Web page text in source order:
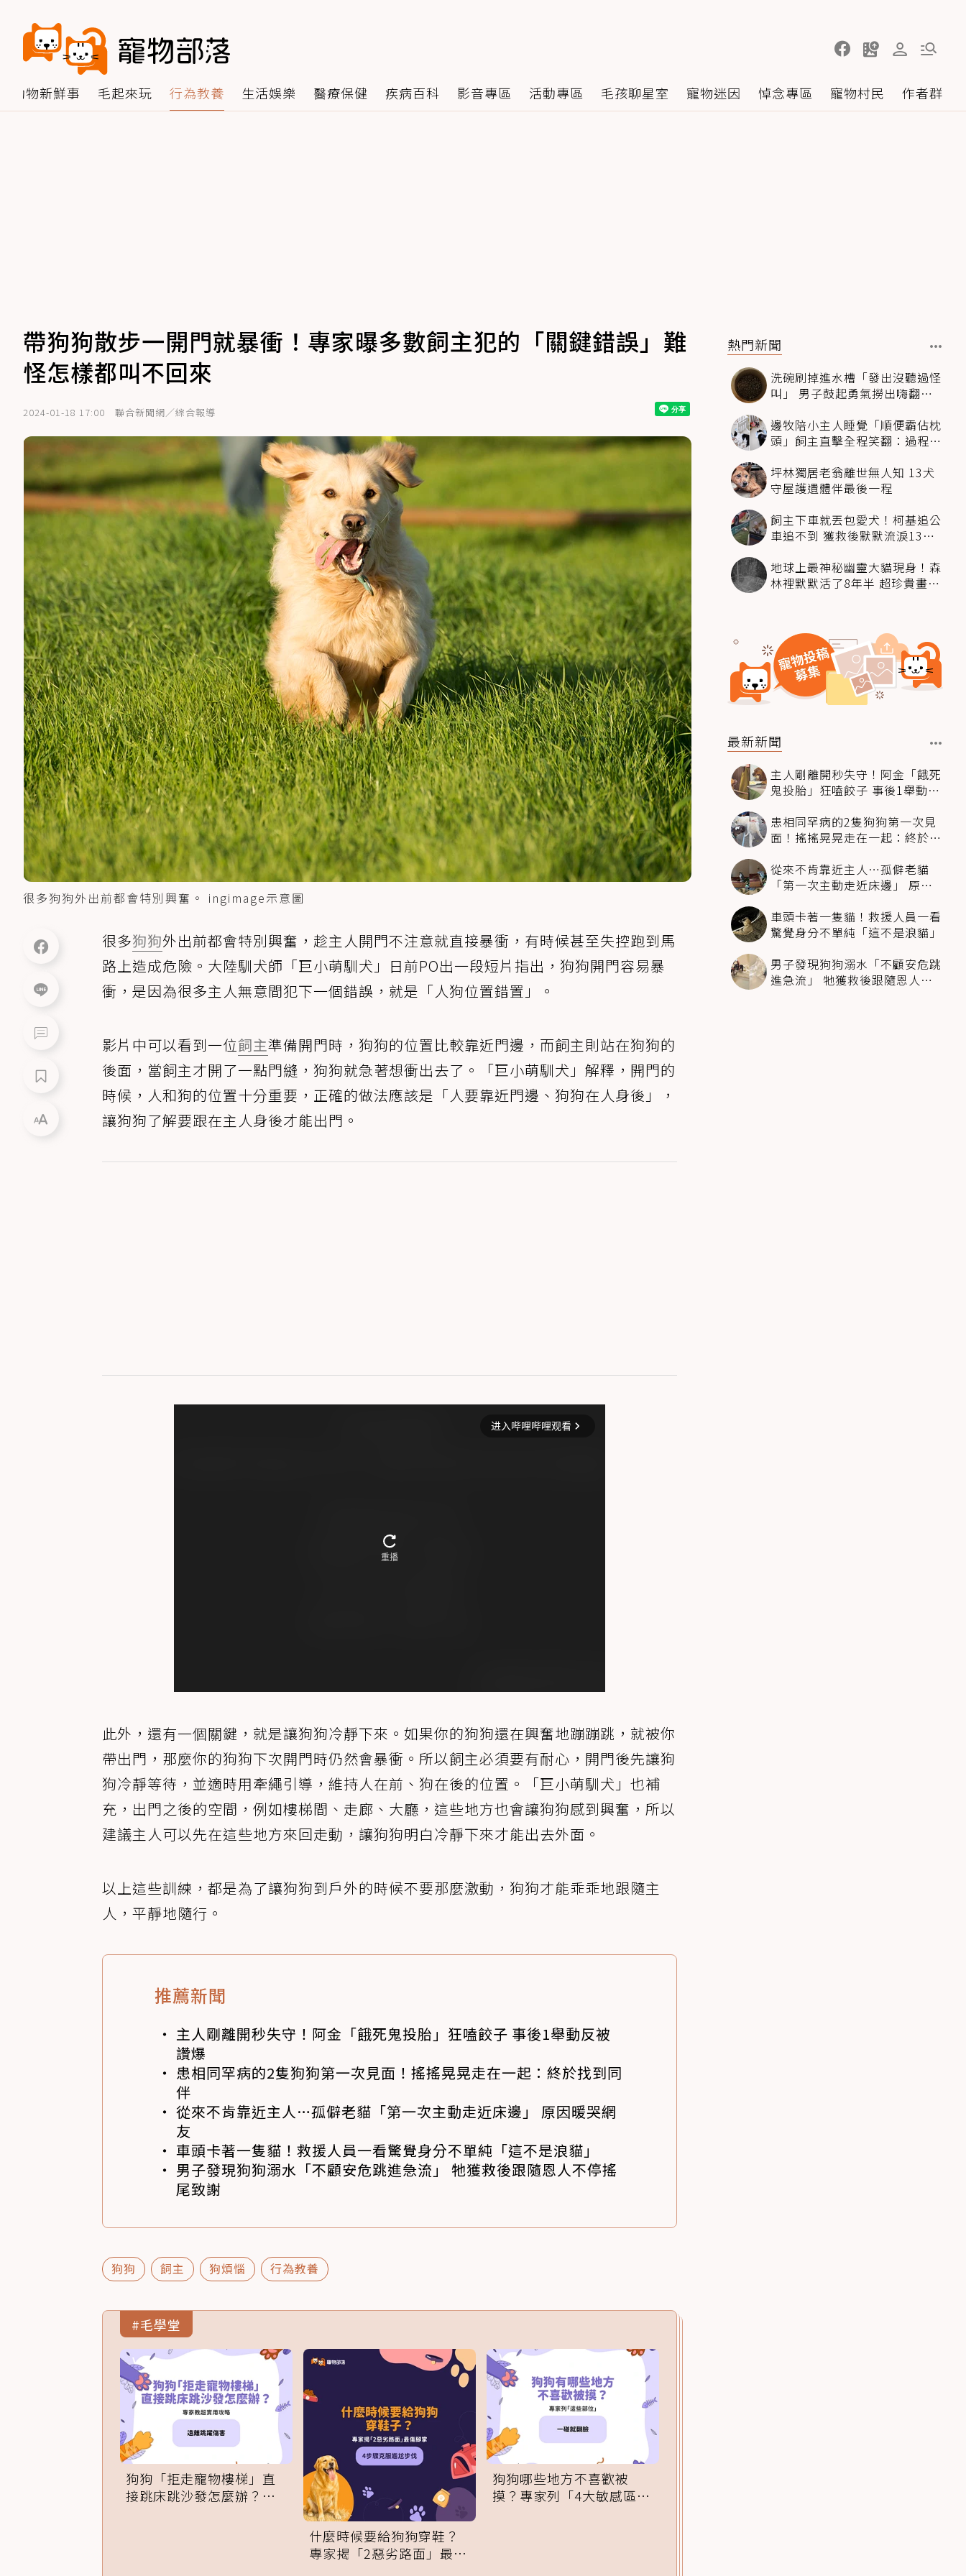
動物新鮮事 毛起來玩 行為教養 生活娛樂 醫療保健 疾病百科 影音專區 活動專區 毛孩聊星室 寵物迷因 悼念專區 寵物村民 作者群
帶狗狗散步一開門就暴衝！專家曝多數飼主犯的「關鍵錯誤」難
怪怎樣都叫不回來
2024-01-18 17:00 聯合新聞網／綜合報導
很多狗狗外出前都會特別興奮。 ingimage示意圖
很多狗狗外出前都會特別興奮，趁主人開門不注意就直接暴衝，有時候甚至失控跑到馬
路上造成危險。大陸馴犬師「巨小萌馴犬」日前PO出一段短片指出，狗狗開門容易暴
衝，是因為很多主人無意間犯下一個錯誤，就是「人狗位置錯置」。
影片中可以看到一位飼主準備開門時，狗狗的位置比較靠近門邊，而飼主則站在狗狗的
後面，當飼主才開了一點門縫，狗狗就急著想衝出去了。「巨小萌馴犬」解釋，開門的
時候，人和狗的位置十分重要，正確的做法應該是「人要靠近門邊、狗狗在人身後」，
讓狗狗了解要跟在主人身後才能出門。
此外，還有一個關鍵，就是讓狗狗冷靜下來。如果你的狗狗還在興奮地蹦蹦跳，就被你
帶出門，那麼你的狗狗下次開門時仍然會暴衝。所以飼主必須要有耐心，開門後先讓狗
狗冷靜等待，並適時用牽繩引導，維持人在前、狗在後的位置。「巨小萌馴犬」也補
充，出門之後的空間，例如樓梯間、走廊、大廳，這些地方也會讓狗狗感到興奮，所以
建議主人可以先在這些地方來回走動，讓狗狗明白冷靜下來才能出去外面。
以上這些訓練，都是為了讓狗狗到戶外的時候不要那麼激動，狗狗才能乖乖地跟隨主
人，平靜地隨行。
推薦新聞
主人剛離開秒失守！阿金「餓死鬼投胎」狂嗑餃子 事後1舉動反被
讚爆
患相同罕病的2隻狗狗第一次見面！搖搖晃晃走在一起：終於找到同
伴
從來不肯靠近主人…孤僻老貓「第一次主動走近床邊」 原因暖哭網
友
車頭卡著一隻貓！救援人員一看驚覺身分不單純「這不是浪貓」
男子發現狗狗溺水「不顧安危跳進急流」 牠獲救後跟隨恩人不停搖
尾致謝
狗狗 飼主 狗煩惱 行為教養
#毛學堂
狗狗「拒走寵物樓梯」直
接跳床跳沙發怎麼辦？專
什麼時候要給狗狗穿鞋？
專家揭「2惡劣路面」最傷
狗狗哪些地方不喜歡被
摸？專家列「4大敏感區
熱門新聞
洗碗刷掉進水槽「發出沒聽過怪
叫」 男子鼓起勇氣撈出嗨翻：
邊牧陪小主人睡覺「順便霸佔枕
頭」飼主直擊全程笑翻：過程絲
坪林獨居老翁離世無人知 13犬
守屋護遺體伴最後一程
飼主下車就丟包愛犬！柯基追公
車追不到 獲救後默默流淚13萬
地球上最神秘幽靈大貓現身！森
林裡默默活了8年半 超珍貴畫面
最新新聞
主人剛離開秒失守！阿金「餓死
鬼投胎」狂嗑餃子 事後1舉動反
患相同罕病的2隻狗狗第一次見
面！搖搖晃晃走在一起：終於找
從來不肯靠近主人…孤僻老貓
「第一次主動走近床邊」 原因
車頭卡著一隻貓！救援人員一看
驚覺身分不單純「這不是浪貓」
男子發現狗狗溺水「不顧安危跳
進急流」 牠獲救後跟隨恩人不